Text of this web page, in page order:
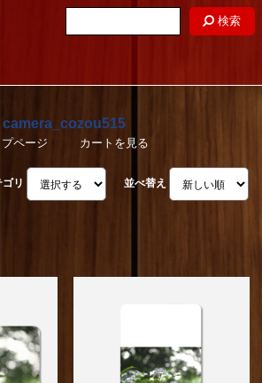
検索
camera_cozou515
プページ カートを見る
ゴリ 並べ替え